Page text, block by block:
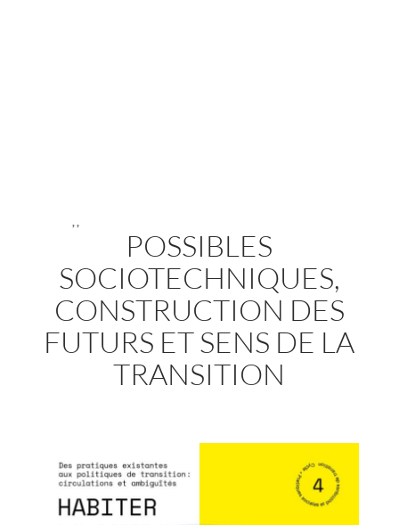
,,
POSSIBLES
SOCIOTECHNIQUES,
CONSTRUCTION DES
FUTURS ET SENS DE LA
TRANSITION